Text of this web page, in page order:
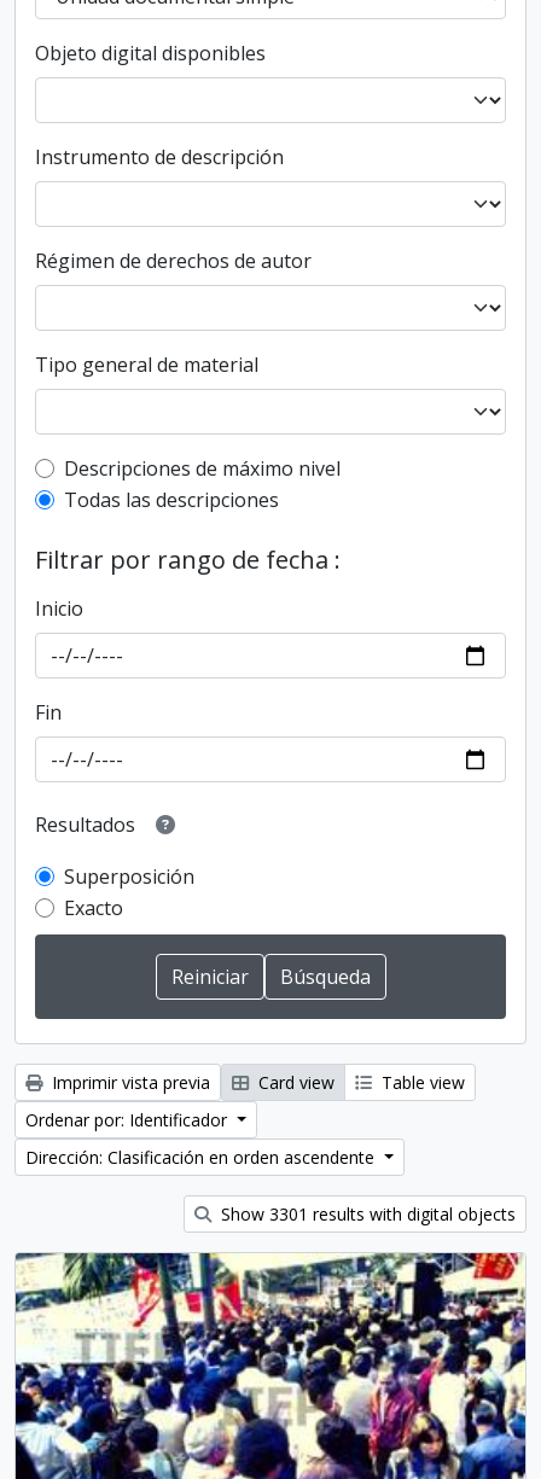
Objeto digital disponibles
Instrumento de descripción
Régimen de derechos de autor
Tipo general de material
Top-level description filter
Descripciones de máximo nivel
Todas las descripciones
Filtrar por rango de fecha :
Inicio
Fin
Resultados
Superposición
Exacto
Imprimir vista previa Card view
Table view
Ordenar por: Identificador
Dirección: Clasificación en orden ascendente
Show 3301 results with digital objects